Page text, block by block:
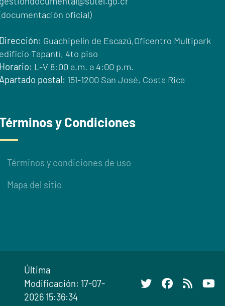
oficial)
Guachipelín de Escazú,Oficentro Multipark
Tapantí, 4to piso
L-V 8:00 a.m. a 4:00 p.m.
postal: 151-1200 San José, Costa Rica
y Condiciones
Términos y condiciones de uso
Mapa del sitio
Última
Modificación: 17-07-
2026 15:36:34